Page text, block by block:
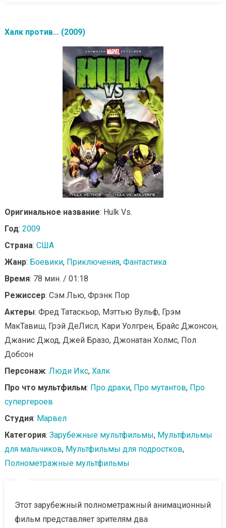
Халк против… (2009)
Оригинальное название: Hulk Vs.
Год: 2009
Страна: США
Жанр: Боевики, Приключения, Фантастика
Время: 78 мин. / 01:18
Режиссер: Сэм Лью, Фрэнк Пор
Актеры: Фред Татаскьор, Мэттью Вульф, Грэм
МакТавиш, Грэй ДеЛисл, Кари Уолгрен, Брайс Джонсон,
Джанис Джод, Джей Бразо, Джонатан Холмс, Пол
Добсон
Персонаж: Люди Икс, Халк
Про что мультфильм: Про драки, Про мутантов, Про
супергероев
Студия: Марвел
Категория: Зарубежные мультфильмы, Мультфильмы
для мальчиков, Мультфильмы для подростков,
Полнометражные мультфильмы
Этот зарубежный полнометражный анимационный
фильм представляет зрителям два